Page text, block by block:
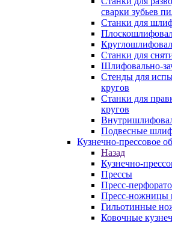
сварки зубьев
Станки для
Станки для
Шлифовально-
Стенды для
кругов
Станки для
кругов
Подвесные
Кузнечно-прессовое
Назад
Кузнечно-
Прессы
Пресс-
Пресс-ножницы
Гильотинные
Ковочные